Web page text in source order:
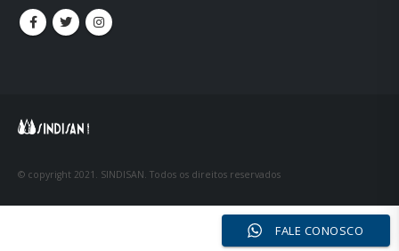
© copyright 2021. SINDISAN. Todos os direitos reservados
FALE CONOSCO